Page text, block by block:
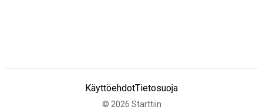
KäyttöehdotTietosuoja
© 2026 Starttiin